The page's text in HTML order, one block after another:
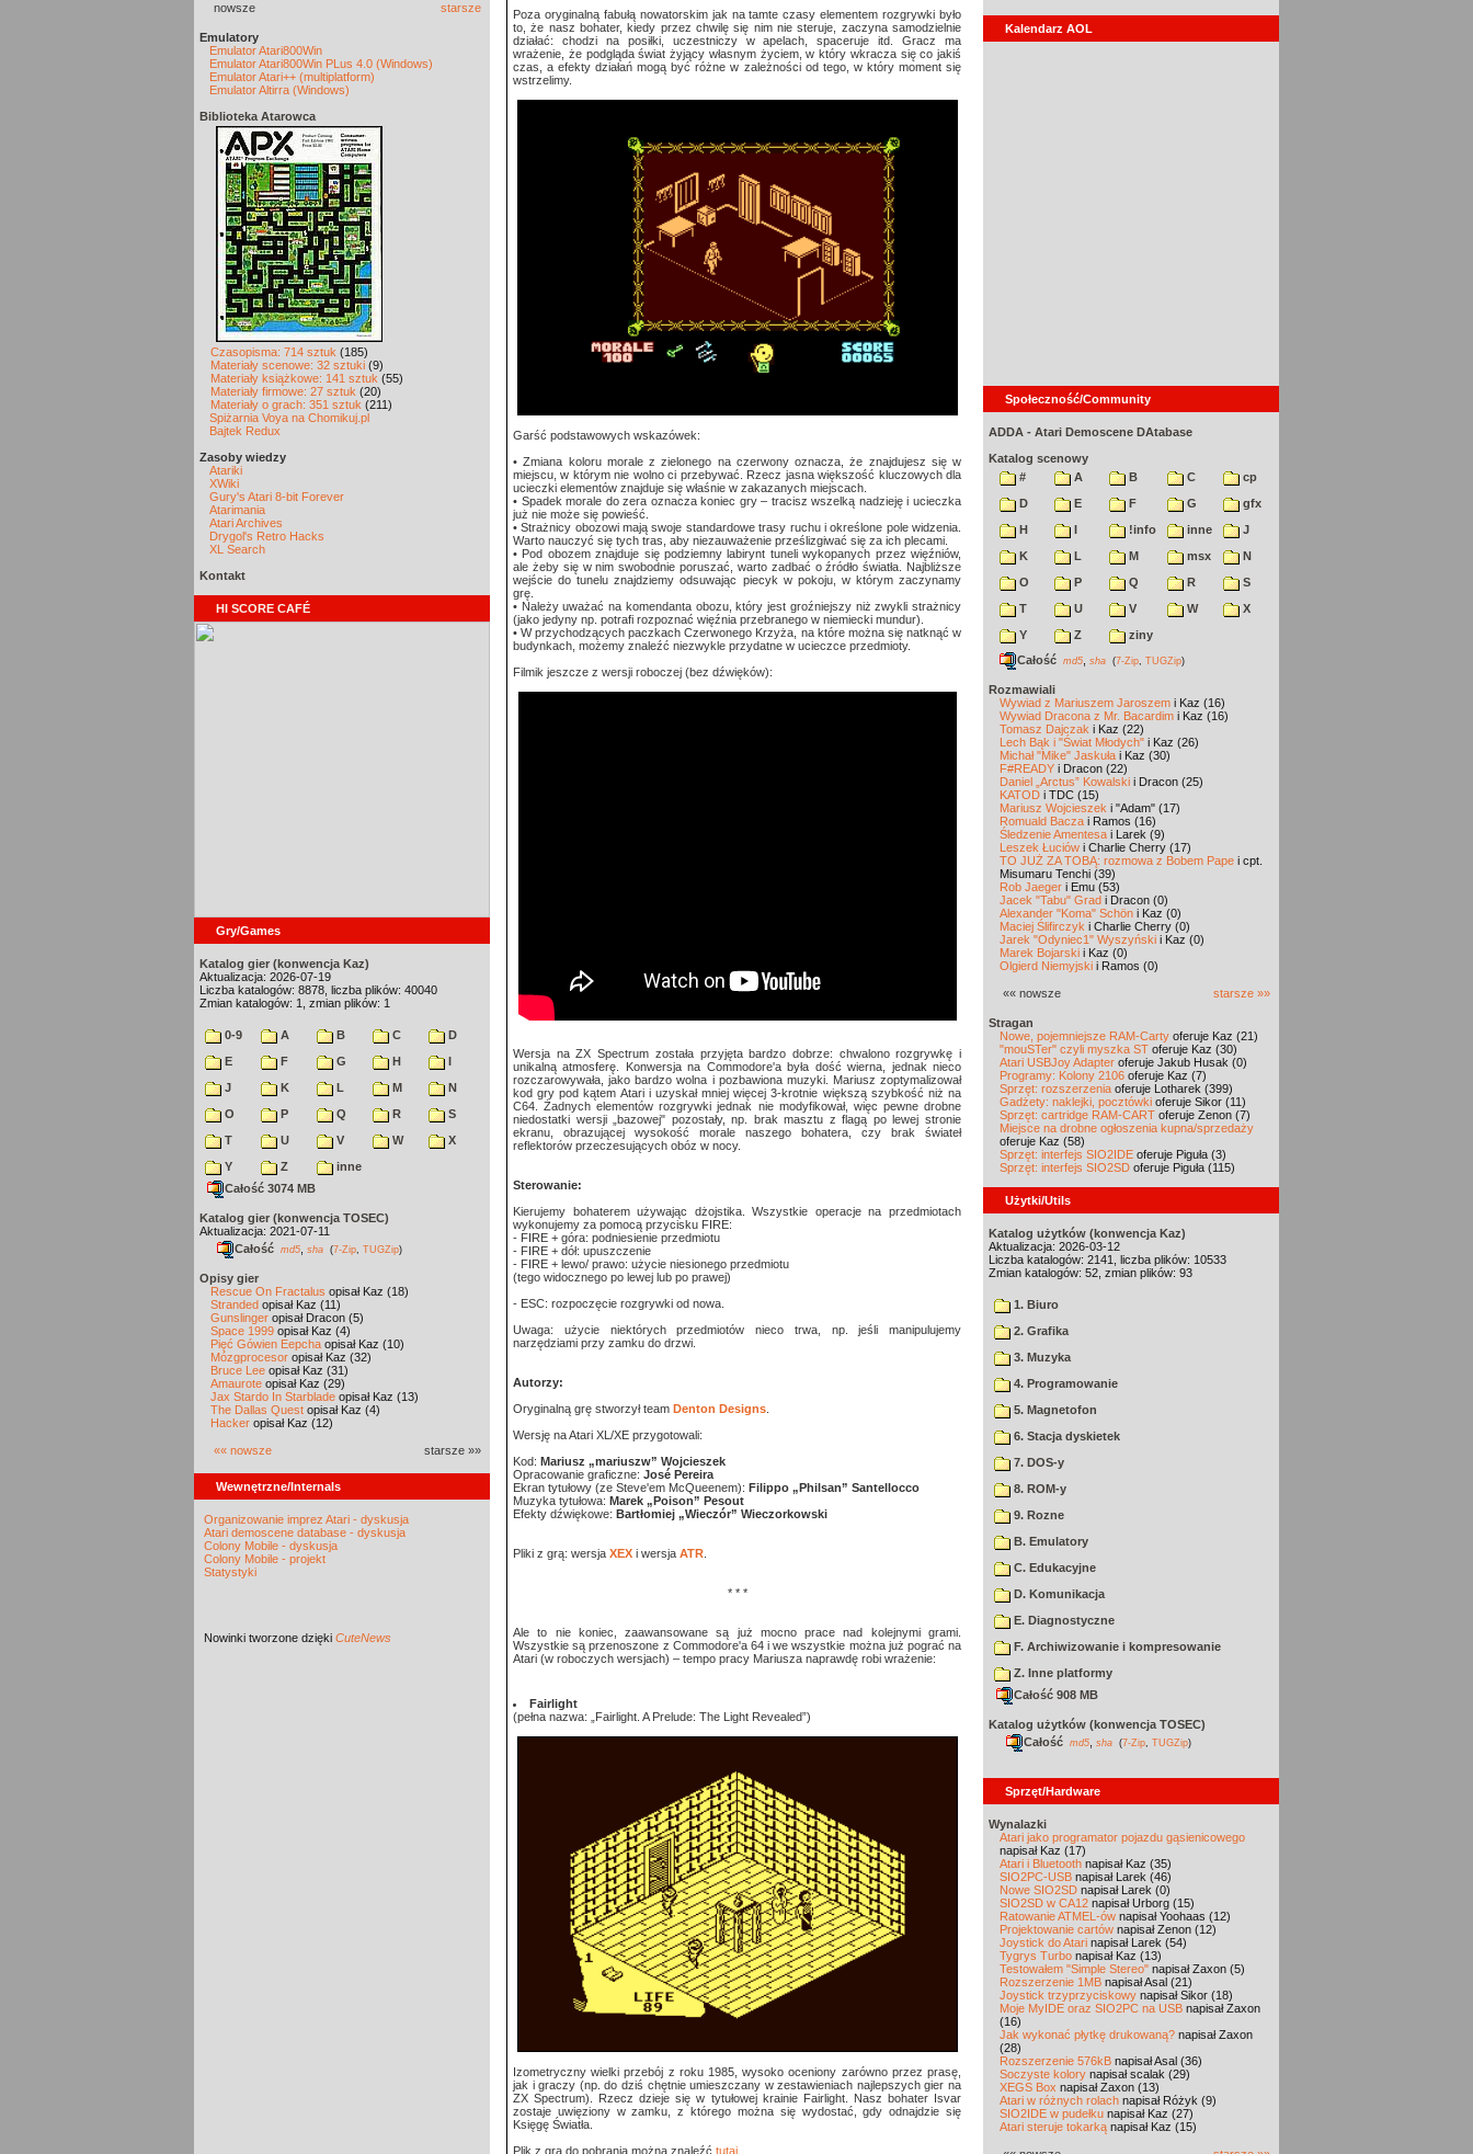
nowsze starsze
Emulatory
Emulator Atari800Win
Emulator Atari800Win PLus 4.0 (Windows)
Emulator Atari++ (multiplatform)
Emulator Altirra (Windows)
Biblioteka Atarowca
Czasopisma: 714 sztuk (185)
Materiały scenowe: 32 sztuki (9)
Materiały książkowe: 141 sztuk (55)
Materiały firmowe: 27 sztuk (20)
Materiały o grach: 351 sztuk (211)
Spiżarnia Voya na Chomikuj.pl
Bajtek Redux
Zasoby wiedzy
Atariki
XWiki
Gury's Atari 8-bit Forever
Atarimania
Atari Archives
Drygol's Retro Hacks
XL Search
Kontakt
HI SCORE CAFÉ
Gry/Games
Katalog gier (konwencja Kaz)
Aktualizacja: 2026-07-19
Liczba katalogów: 8878, liczba plików: 40040
Zmian katalogów: 1, zmian plików: 1
0-9 A B C
D
E
F G H
I
J
K L M
N
O
P Q R
S
T
U V W
X
Y
Z
inne
Całość 3074 MB
Katalog gier (konwencja TOSEC)
Aktualizacja: 2021-07-11
Całość md5 sha (7-Zip TUGZip)
Opisy gier
Rescue On Fractalus opisał Kaz (18)
Stranded opisał Kaz (11)
Gunslinger opisał Dracon (5)
Space 1999 opisał Kaz (4)
Pięć Gówien Eepcha opisał Kaz (10)
Mózgprocesor opisał Kaz (32)
Bruce Lee opisał Kaz (31)
Amaurote opisał Kaz (29)
Jax Stardo In Starblade opisał Kaz (13)
The Dallas Quest opisał Kaz (4)
Hacker opisał Kaz (12)
«« nowsze starsze »»
Wewnętrzne/Internals
Organizowanie imprez Atari - dyskusja
Atari demoscene database - dyskusja
Colony Mobile - dyskusja
Colony Mobile - projekt
Statystyki
Nowinki tworzone dzięki CuteNews
Poza oryginalną fabułą nowatorskim jak na tamte czasy elementem rozgrywki było
to, że nasz bohater, kiedy przez chwilę się nim nie steruje, zaczyna samodzielnie
działać: chodzi na posiłki, uczestniczy w apelach, spaceruje itd. Gracz ma
wrażenie, że podgląda świat żyjący własnym życiem, w który wkracza się co jakiś
czas, a efekty działań mogą być różne w zależności od tego, w który moment się
wstrzelimy.
Garść podstawowych wskazówek:
• Zmiana koloru morale z zielonego na czerwony oznacza, że znajdujesz się w
miejscu, w którym nie wolno ci przebywać. Rzecz jasna większość kluczowych dla
ucieczki elementów znajduje się właśnie w zakazanych miejscach.
• Spadek morale do zera oznacza koniec gry – tracisz wszelką nadzieję i ucieczka
już nie może się powieść.
• Strażnicy obozowi mają swoje standardowe trasy ruchu i określone pole widzenia.
Warto nauczyć się tych tras, aby niezauważenie prześlizgiwać się za ich plecami.
• Pod obozem znajduje się podziemny labirynt tuneli wykopanych przez więźniów,
ale żeby się w nim swobodnie poruszać, warto zadbać o źródło światła. Najbliższe
wejście do tunelu znajdziemy odsuwając piecyk w pokoju, w którym zaczynamy
grę.
• Należy uważać na komendanta obozu, który jest groźniejszy niż zwykli strażnicy
(jako jedyny np. potrafi rozpoznać więźnia przebranego w niemiecki mundur).
• W przychodzących paczkach Czerwonego Krzyża, na które można się natknąć w
budynkach, możemy znaleźć niezwykle przydatne w ucieczce przedmioty.
Filmik jeszcze z wersji roboczej (bez dźwięków):
Wersja na ZX Spectrum została przyjęta bardzo dobrze: chwalono rozgrywkę i
unikalną atmosferę. Konwersja na Commodore'a była dość wierna, jednak nieco
rozczarowywała, jako bardzo wolna i pozbawiona muzyki. Mariusz zoptymalizował
kod gry pod kątem Atari i uzyskał mniej więcej 3-krotnie większą szybkość niż na
C64. Żadnych elementów rozgrywki jednak nie modyfikował, więc pewne drobne
niedostatki wersji „bazowej" pozostały, np. brak masztu z flagą po lewej stronie
ekranu, obrazującej wysokość morale naszego bohatera, czy brak świateł
reflektorów przeczesujących obóz w nocy.
Sterowanie:
Kierujemy bohaterem używając dżojstika. Wszystkie operacje na przedmiotach
wykonujemy za pomocą przycisku FIRE:
- FIRE + góra: podniesienie przedmiotu
- FIRE + dół: upuszczenie
- FIRE + lewo/ prawo: użycie niesionego przedmiotu
(tego widocznego po lewej lub po prawej)
- ESC: rozpoczęcie rozgrywki od nowa.
Uwaga: użycie niektórych przedmiotów nieco trwa, np. jeśli manipulujemy
narzędziami przy zamku do drzwi.
Autorzy:
Oryginalną grę stworzył team Denton Designs
Wersję na Atari XL/XE przygotowali:
Kod: Mariusz „mariuszw” Wojcieszek
Opracowanie graficzne: José Pereira
Ekran tytułowy (ze Steve'em McQueenem): Filippo „Philsan” Santellocco
Muzyka tytułowa: Marek „Poison” Pesout
Efekty dźwiękowe: Bartłomiej „Wieczór” Wieczorkowski
Pliki z grą: wersja XEX i wersja ATR
* * *
Ale to nie koniec, zaawansowane są już mocno prace nad kolejnymi grami.
Wszystkie są przenoszone z Commodore'a 64 i we wszystkie można już pograć na
Atari (w roboczych wersjach) – tempo pracy Mariusza naprawdę robi wrażenie:
Fairlight
(pełna nazwa: „Fairlight. A Prelude: The Light Revealed”)
Izometryczny wielki przebój z roku 1985, wysoko oceniony zarówno przez prasę,
jak i graczy (np. do dziś chętnie umieszczany w zestawieniach najlepszych gier na
ZX Spectrum). Rzecz dzieje się w tytułowej krainie Fairlight. Nasz bohater Isvar
zostaje uwięziony w zamku, z którego można się wydostać, gdy odnajdzie się
Księgę Światła.
Plik z grą do pobrania można znaleźć tutaj
Kalendarz AOL
Społeczność/Community
ADDA - Atari Demoscene DAtabase
Katalog scenowy
#
A B C
cp
D
E F G
gfx
H
I !info inne
J
K
L M msx
N
O
P Q R
S
T
U V W
X
Y
Z
ziny
Całość md5 sha (7-Zip TUGZip)
Rozmawiali
Wywiad z Mariuszem Jaroszem i Kaz (16)
Wywiad Dracona z Mr. Bacardim i Kaz (16)
Tomasz Dajczak i Kaz (22)
Lech Bąk i "Świat Młodych" i Kaz (26)
Michał "Mike" Jaskuła i Kaz (30)
F#READY i Dracon (22)
Daniel „Arctus” Kowalski i Dracon (25)
KATOD i TDC (15)
Mariusz Wojcieszek i "Adam" (17)
Romuald Bacza i Ramos (16)
Śledzenie Amentesa i Larek (9)
Leszek Łuciów i Charlie Cherry (17)
TO JUŻ ZA TOBĄ: rozmowa z Bobem Pape i cpt.
Misumaru Tenchi (39)
Rob Jaeger i Emu (53)
Jacek "Tabu" Grad i Dracon (0)
Alexander "Koma" Schön i Kaz (0)
Maciej Ślifirczyk i Charlie Cherry (0)
Jarek "Odyniec1" Wyszyński i Kaz (0)
Marek Bojarski i Kaz (0)
Olgierd Niemyjski i Ramos (0)
«« nowsze starsze »»
Stragan
Nowe, pojemniejsze RAM-Carty oferuje Kaz (21)
"mouSTer" czyli myszka ST oferuje Kaz (30)
Atari USBJoy Adapter oferuje Jakub Husak (0)
Programy: Kolony 2106 oferuje Kaz (7)
Sprzęt: rozszerzenia oferuje Lotharek (399)
Gadżety: naklejki, pocztówki oferuje Sikor (11)
Sprzęt: cartridge RAM-CART oferuje Zenon (7)
Miejsce na drobne ogłoszenia kupna/sprzedaży
oferuje Kaz (58)
Sprzęt: interfejs SIO2IDE oferuje Piguła (3)
Sprzęt: interfejs SIO2SD oferuje Piguła (115)
Użytki/Utils
Katalog użytków (konwencja Kaz)
Aktualizacja: 2026-03-12
Liczba katalogów: 2141, liczba plików: 10533
Zmian katalogów: 52, zmian plików: 93
1. Biuro
2. Grafika
3. Muzyka
4. Programowanie
5. Magnetofon
6. Stacja dyskietek
7. DOS-y
8. ROM-y
9. Rozne
B. Emulatory
C. Edukacyjne
D. Komunikacja
E. Diagnostyczne
F. Archiwizowanie i kompresowanie
Z. Inne platformy
Całość 908 MB
Katalog użytków (konwencja TOSEC)
Całość md5 sha (7-Zip TUGZip)
Sprzęt/Hardware
Wynalazki
Atari jako programator pojazdu gąsienicowego
napisał Kaz (17)
Atari i Bluetooth napisał Kaz (35)
SIO2PC-USB napisał Larek (46)
Nowe SIO2SD napisał Larek (0)
SIO2SD w CA12 napisał Urborg (15)
Ratowanie ATMEL-ów napisał Yoohaas (12)
Projektowanie cartów napisał Zenon (12)
Joystick do Atari napisał Larek (54)
Tygrys Turbo napisał Kaz (13)
Testowałem "Simple Stereo" napisał Zaxon (5)
Rozszerzenie 1MB napisał Asal (21)
Joystick trzyprzyciskowy napisał Sikor (18)
Moje MyIDE oraz SIO2PC na USB napisał Zaxon
(16)
Jak wykonać płytkę drukowaną? napisał Zaxon
(28)
Rozszerzenie 576kB napisał Asal (36)
Soczyste kolory napisał scalak (29)
XEGS Box napisał Zaxon (13)
Atari w różnych rolach napisał Różyk (9)
SIO2IDE w pudełku napisał Kaz (27)
Atari steruje tokarką napisał Kaz (15)